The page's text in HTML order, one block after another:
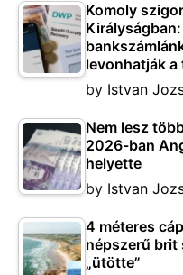
Komoly
levonhatják
by Istvan
Nem lesz
2026-ban
helyette
by Istvan
4 méteres
népszerű brit
„ütötte”